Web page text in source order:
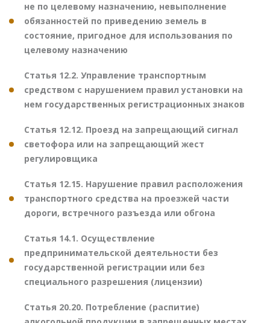
не по целевому назначению, невыполнение
обязанностей по приведению земель в
состояние, пригодное для использования по
целевому назначению
Статья 12.2. Управление транспортным
средством с нарушением правил установки на
нем государственных регистрационных знаков
Статья 12.12. Проезд на запрещающий сигнал
светофора или на запрещающий жест
регулировщика
Статья 12.15. Нарушение правил расположения
транспортного средства на проезжей части
дороги, встречного разъезда или обгона
Статья 14.1. Осуществление
предпринимательской деятельности без
государственной регистрации или без
специального разрешения (лицензии)
Статья 20.20. Потребление (распитие)